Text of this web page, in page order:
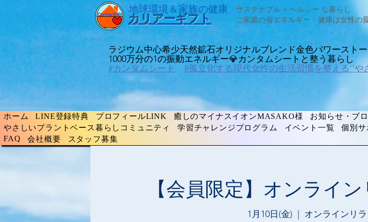
​地球環境＆家族の健康
サステナブル × ヘルシー な暮らし
ご家庭の省エネルギー・健康は女性の
​カリアーギフト
ラジウム中心希少天然鉱石オリジナルブレンド金色パワースト
​1000万分の1の振動エネルギー💎カンタムシートと整う暮らし
#カンタムシート
#孤立化する現代女性の生活習慣を整える''
ホーム LINE登録特典 プロフィールLINK 癒しのマイナスイオンMASAKO様 お知らせ・ブ
やさしいプラントベース暮らしコミュニティ
学習チャレンジプログラム イベント一覧 個別サ
FAQ
会社概要 スタッフ募集
【会員限定】オンライ
1月10日(金) オンラインリ